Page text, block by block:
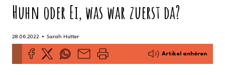
Huhn oder Ei, was war zuerst da?
28.06.2022 • Sarah Hutter
Artikel anhören